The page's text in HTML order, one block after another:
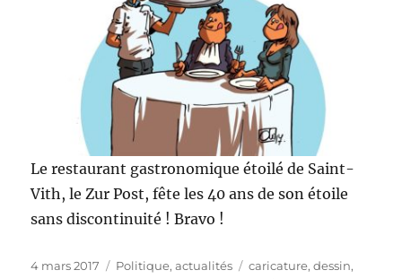
Le restaurant gastronomique étoilé de Saint-
Vith, le Zur Post, fête les 40 ans de son étoile
sans discontinuité ! Bravo !
Publié
4 mars 2017 Catégories
Politique, actualités Étiquettes
caricature,dessin,